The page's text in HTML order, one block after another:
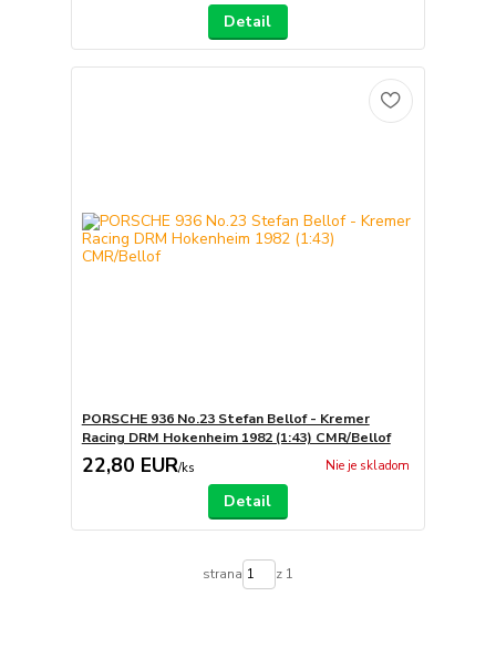
Detail
PORSCHE 936 No.23 Stefan Bellof - Kremer
Racing DRM Hokenheim 1982 (1:43) CMR/Bellof
22,80 EUR/ks Nie je skladom
Detail
strana z 1